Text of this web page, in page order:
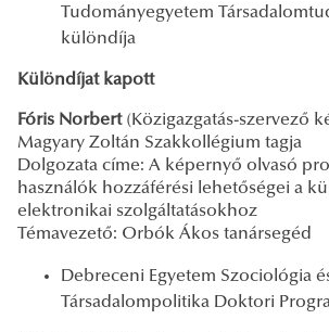
Tudományegyetem
különdíja
Különdíjat kapott
Fóris Norbert (Közigazgatás-szervező
Magyary Zoltán Szakkollégium tagja
Dolgozata címe: A képernyő olvasó
használók hozzáférési lehetőségei a
elektronikai szolgáltatásokhoz
Témavezető: Orbók Ákos tanársegéd
Debreceni Egyetem Szociológia
Társadalompolitika Doktori